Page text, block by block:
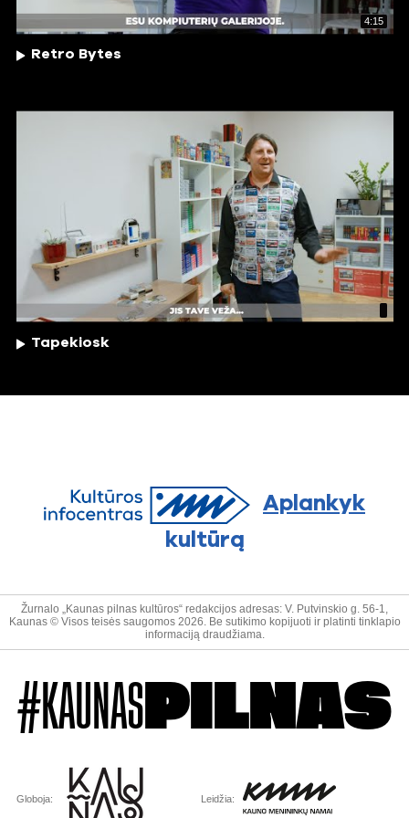
4:15
Retro Bytes
Tapekiosk
Aplankyk
kultūrą
Žurnalo „Kaunas pilnas kultūros“ redakcijos adresas: V. Putvinskio g. 56-1,
Kaunas © Visos teisės saugomos 2026. Be sutikimo kopijuoti ir platinti tinklapio
informaciją draudžiama.
#KAUNAS PILNAS
Globoja: Leidžia: